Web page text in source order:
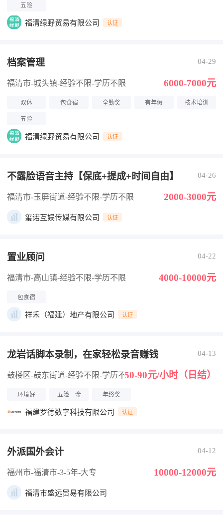
五险
福清绿野贸易有限公司 认证
档案管理 04-29
福清市-城头镇-经验不限-学历不限 6000-7000元
双休 包食宿 全勤奖 有年假 技术培训
五险
福清绿野贸易有限公司 认证
不露脸语音主持【保底+提成+时间自由】 04-26
福清市-玉屏街道-经验不限-学历不限 2000-3000元
玺诺互娱传媒有限公司 认证
置业顾问 04-22
福清市-高山镇-经验不限-学历不限 4000-10000元
包食宿
祥禾（福建）地产有限公司 认证
龙岩话脚本录制，在家轻松录音赚钱 04-13
鼓楼区-鼓东街道-经验不限-学历不限50-90元/小时（日结）
环境好 五险一金 年终奖
福建罗德数字科技有限公司 认证
外派国外会计 04-12
福州市-福清市-3-5年-大专 10000-12000元
福清市盛远贸易有限公司